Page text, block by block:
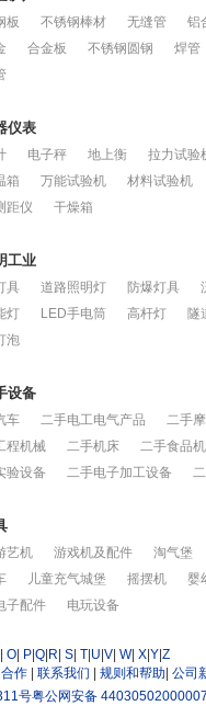
板 不锈钢棒材 无缝管
铝
合金板 不锈钢圆钢
焊管
仪表
电子秤 地上衡
拉力试验
箱
万能试验机
材料试验机
距仪
干燥箱
工业
具 道路照明灯 防爆灯具
灯
LED手电筒 高杆灯
隧
泡
设备
车 二手电工电气产品
二手
程机械
二手机床
二手食品
验设备
二手电子加工设备
艺机 游戏机及配件
淘气堡
儿童充气城堡 摇摆机
婴
子配件
电玩设备
O P Q R S T U V W| X Y Z
作 联系我们 规则和帮助 公司
号粤公网安备